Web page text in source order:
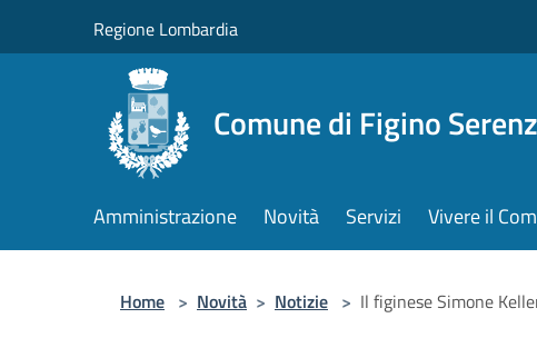
Regione Lombardia
Comune di Figino
Amministrazione Novità Servizi Vivere il
Home > Novità > Notizie > Il figinese Simone